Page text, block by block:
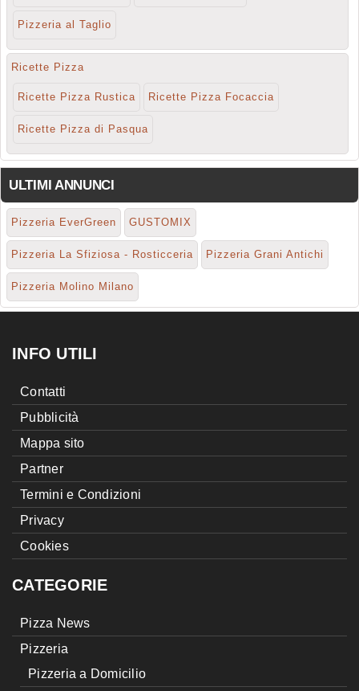
Pizzeria al Taglio
Ricette Pizza
Ricette Pizza Rustica Ricette Pizza Focaccia
Ricette Pizza di Pasqua
ULTIMI ANNUNCI
Pizzeria EverGreen GUSTOMIX
Pizzeria La Sfiziosa - Rosticceria Pizzeria Grani Antichi
Pizzeria Molino Milano
INFO UTILI
Contatti
Pubblicità
Mappa sito
Partner
Termini e Condizioni
Privacy
Cookies
CATEGORIE
Pizza News
Pizzeria
Pizzeria a Domicilio